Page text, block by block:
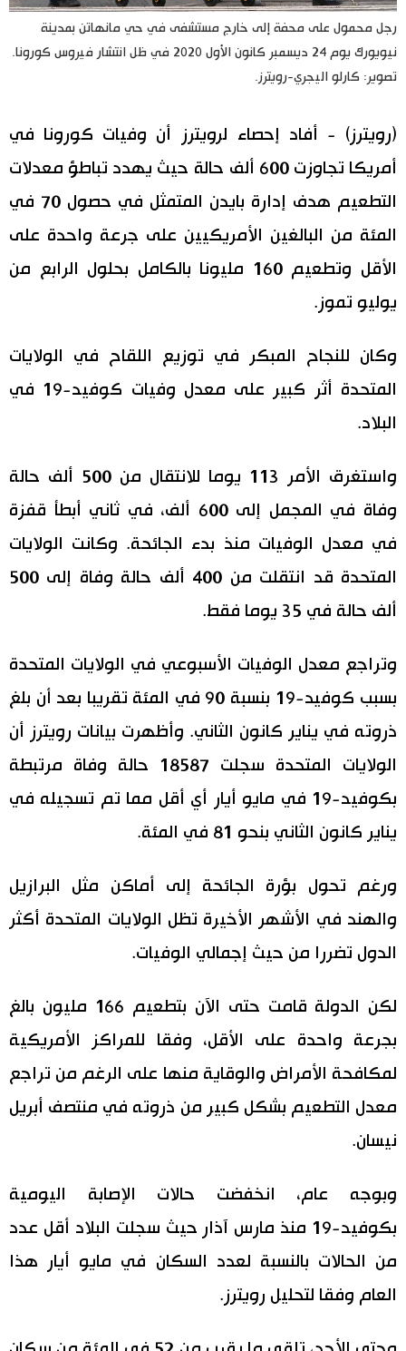
أشخاص
تجارب وآراء
اقتصاد
ثقافة
إعلان
اللغة اليابانية
موسوعة اليابان
المطبخ الياباني
تواصل معنا
رجل محمول على محفة إلى خارج مستشفى في حي مانهاتن بمدينة
نيويورك يوم 24 ديسمبر كانون الأول 2020 في ظل انتشار فيروس كورونا.
تصوير: كارلو اليجري-رويترز.
(رويترز) - أفاد إحصاء لرويترز أن وفيات كورونا في
أمريكا تجاوزت 600 ألف حالة حيث يهدد تباطؤ معدلات
التطعيم هدف إدارة بايدن المتمثل في حصول 70 في
المئة من البالغين الأمريكيين على جرعة واحدة على
الأقل وتطعيم 160 مليونا بالكامل بحلول الرابع من
يوليو تموز.
وكان للنجاح المبكر في توزيع اللقاح في الولايات
المتحدة أثر كبير على معدل وفيات كوفيد-19 في
البلاد.
واستغرق الأمر 113 يوما للانتقال من 500 ألف حالة
وفاة في المجمل إلى 600 ألف، في ثاني أبطأ قفزة
في معدل الوفيات منذ بدء الجائحة. وكانت الولايات
المتحدة قد انتقلت من 400 ألف حالة وفاة إلى 500
ألف حالة في 35 يوما فقط.
وتراجع معدل الوفيات الأسبوعي في الولايات المتحدة
بسبب كوفيد-19 بنسبة 90 في المئة تقريبا بعد أن بلغ
ذروته في يناير كانون الثاني. وأظهرت بيانات رويترز أن
الولايات المتحدة سجلت 18587 حالة وفاة مرتبطة
بكوفيد-19 في مايو أيار أي أقل مما تم تسجيله في
يناير كانون الثاني بنحو 81 في المئة.
ورغم تحول بؤرة الجائحة إلى أماكن مثل البرازيل
والهند في الأشهر الأخيرة تظل الولايات المتحدة أكثر
الدول تضررا من حيث إجمالي الوفيات.
لكن الدولة قامت حتى الآن بتطعيم 166 مليون بالغ
بجرعة واحدة على الأقل، وفقا للمراكز الأمريكية
لمكافحة الأمراض والوقاية منها على الرغم من تراجع
معدل التطعيم بشكل كبير من ذروته في منتصف أبريل
نيسان.
وبوجه عام، انخفضت حالات الإصابة اليومية
بكوفيد-19 منذ مارس آذار حيث سجلت البلاد أقل عدد
من الحالات بالنسبة لعدد السكان في مايو أيار هذا
العام وفقا لتحليل رويترز.